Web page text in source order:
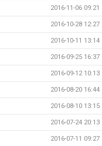
2016-11-06 09:21
2016-10-28 12:27
2016-10-11 13:14
2016-09-25 16:37
2016-09-12 10:13
2016-08-20 16:44
2016-08-10 13:15
2016-07-24 20:13
2016-07-11 09:27